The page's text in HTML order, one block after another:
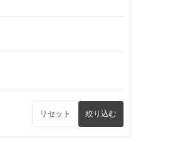
リセット 絞り込む